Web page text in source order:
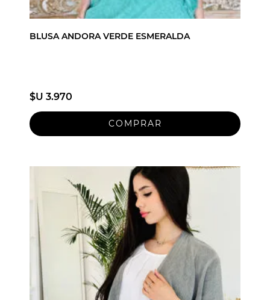
BLUSA ANDORA VERDE ESMERALDA
$U 3.970